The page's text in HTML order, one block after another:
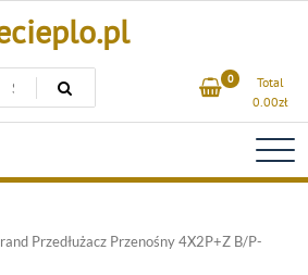
0
Total
0.00zł
Przedłużacz Przenośny 4X2P+Z B/P-